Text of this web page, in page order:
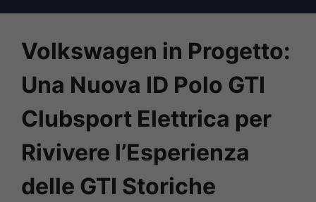
Volkswagen in Progetto:
Una Nuova ID Polo GTI
Clubsport Elettrica per
Rivivere l’Esperienza
delle GTI Storiche